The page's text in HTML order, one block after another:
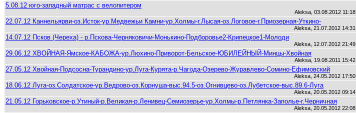
5.08.12 юго-западный матрас с велопитером
Aleksa, 03.08.2012 11:18
22.07.12 Каннельярви-оз.Исток-ур.Медвежьи Камни-ур.Холмы-г.Лысая-оз.Логовое-г.Приозерная-Уткино-
Aleksa, 21.07.2012 14:31
14.07.12 Псков (Череха) - р.Пскова-Черняковичи-Монькино-Подборовье2-Крипецкое1-Молоди
Aleksa, 12.07.2012 21:49
29.06.12 ХВОЙНАЯ-Ямское-КАБОЖА-ур.Люхино-Приворот-Бельское-ЮБИЛЕЙНЫЙ-Минцы-Хвойная
Aleksa, 19.08.2011 15:42
27.05.12 Хвойная-Подсосна-Турандино-ур.Луга-Курята-р.Чагода-Озерево-Журавлево-Сомино-Ефимовский
Aleksa, 24.05.2012 17:50
18.06.12 Луга-оз.Солдатское-ур.Ведрово-оз.Корнуша-выс.94.5-оз.Огнивцево-оз.Лубетское-выс.89.6-Луга
Aleksa, 20.05.2012 09:14
21.05.12 Горьковское-р.Утиный-р.Великая-р.Ленивец-Семиозерье-ур.Холмы-р.Петлянка-Заполье-г.Черничная
Aleksa, 20.05.2012 22:08